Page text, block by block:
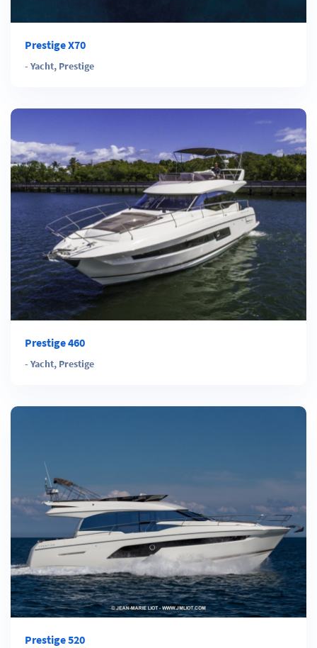
Prestige X70
- Yacht, Prestige
Prestige 460
- Yacht, Prestige
Prestige 520